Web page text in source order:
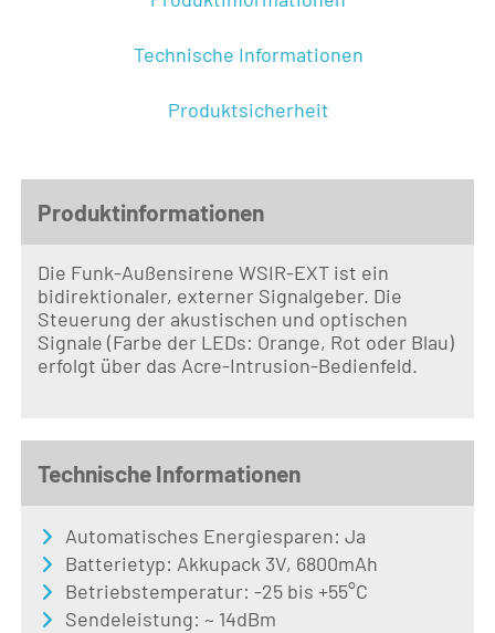
Technische Informationen
Produktsicherheit
Produktinformationen
Die Funk-Außensirene WSIR-EXT ist ein
bidirektionaler, externer Signalgeber. Die
Steuerung der akustischen und optischen
Signale (Farbe der LEDs: Orange, Rot oder Blau)
erfolgt über das Acre-Intrusion-Bedienfeld.
Technische Informationen
Automatisches Energiesparen: Ja
Batterietyp: Akkupack 3V, 6800mAh
Betriebstemperatur: -25 bis +55°C
Sendeleistung: ~ 14dBm